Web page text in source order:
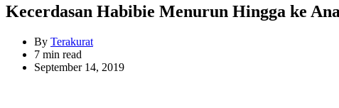
Kecerdasan Habibie Menurun Hingga ke
By Terakurat
Estimated
read
7 min read
September 14, 2019